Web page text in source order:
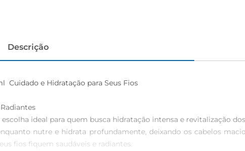
Descrição
Cuidado e Hidratação para Seus Fios
ideal para quem busca hidratação intensa e revitalização
nutre e hidrata profundamente, deixando os cabelos
fios fiquem saudáveis e radiantes.